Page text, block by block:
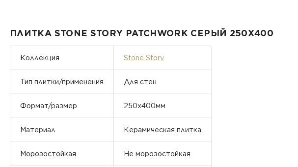
ПЛИТКА STONE STORY PATCHWORK СЕРЫЙ 250X400
Коллекция Stone Story
Тип плитки/применения Для стен
Формат/размер 250x400мм
Материал Керамическая плитка
Морозостойкая Не морозостойкая